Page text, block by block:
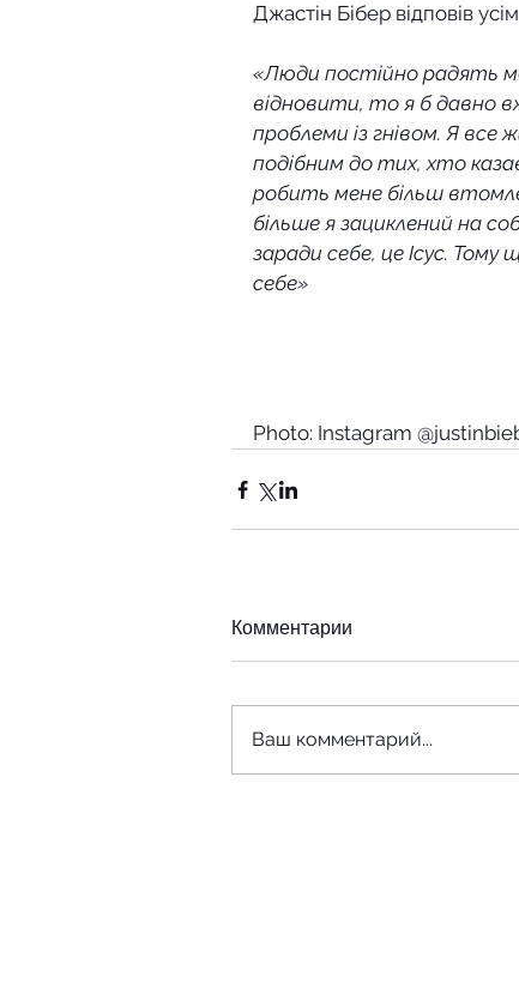
Джастін Бібер відповів
«Люди постійно радять
відновити, то я б давно
проблеми із гнівом. Я
подібним до тих, хто
робить мене більш
більше я зациклений на
заради себе, це Ісус.
себе»
Photo: Instagram
Комментарии
Ваш комментарий...